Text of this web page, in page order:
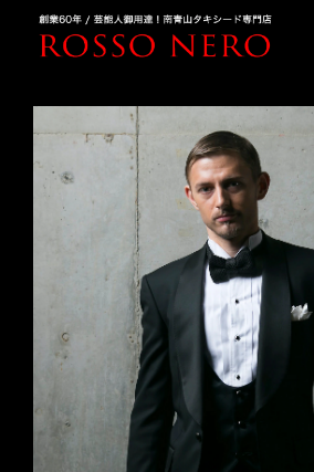
TUXEDO RENTAL
TUXEDO RANKING
KIMONO DRESS
CUSTOMER'S VOICE
COLUMN &BLOG
ABOUT US
ACCESS